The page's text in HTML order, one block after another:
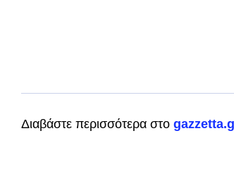
Διαβάστε περισσότερα στο